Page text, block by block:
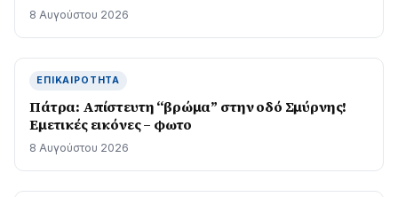
να παίξει στο WNBA
8 Αυγούστου 2026
ΕΠΙΚΑΙΡΌΤΗΤΑ
Πάτρα: Απίστευτη “βρώμα” στην οδό Σμύρνης!
Εμετικές εικόνες – φωτο
8 Αυγούστου 2026